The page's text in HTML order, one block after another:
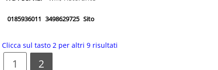
0185936011 3498629725 Sito
Clicca sul tasto 2 per altri 9 risultati
1 2